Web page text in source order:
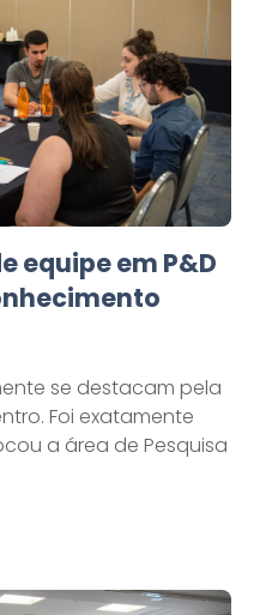
equipe em P&D
se destacam pela
Foi exatamente
a área de Pesquisa